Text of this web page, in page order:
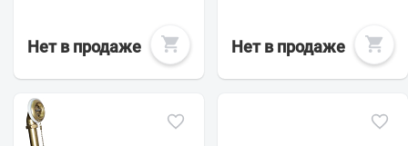
Нет в продаже Нет в продаже